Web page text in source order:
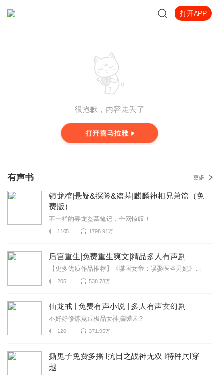
打开APP
很抱歉，内容走丢了
有声书 更多
镇龙棺|悬疑&探险&盗墓|麒麟神相兄弟篇（免
费版）
不一样的寻龙盗墓笔记，全网惊叹！
1105 1798.91万
后宫重生|免费重生爽文|精品多人有声剧
【更多优质作品推荐】《谋国女帝：误娶医圣男妃》权谋甜宠两不误《阴人录》夜深了别回头这一...
205 538.78万
仙龙戒 | 免费有声小说 | 多人有声玄幻剧
不好好修炼竟跟极品女神搞暧昧？
120 371.95万
撕鬼子免费多播 l抗日之战神无双 l特种兵l穿
越